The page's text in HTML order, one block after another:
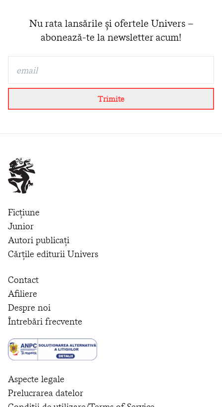
Nu rata lansările și ofertele Univers –
abonează-te la newsletter acum!
Trimite
Ficțiune
Junior
Autori publicați
Cărțile editurii Univers
Contact
Afiliere
Despre noi
Întrebări frecvente
Aspecte legale
Prelucrarea datelor